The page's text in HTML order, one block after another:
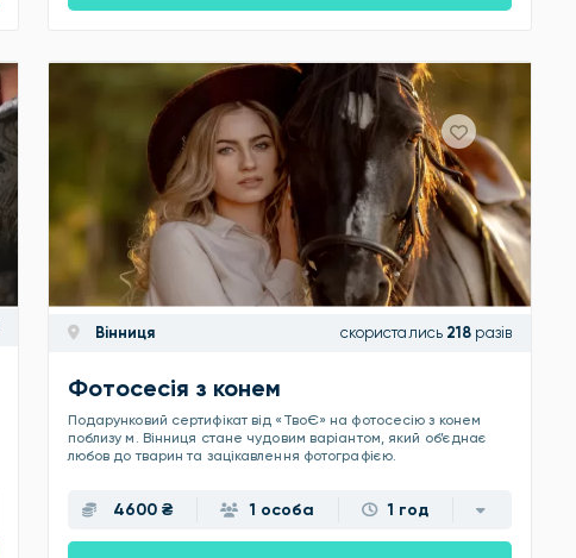
Вінниця скористались 218 разів
Фотосесія з конем
Подарунковий сертифікат від «ТвоЄ» на фотосесію з конем
поблизу м. Вінниця стане чудовим варіантом, який об’єднає
любов до тварин та зацікавлення фотографією.
4600 ₴ 1 особа 1 год